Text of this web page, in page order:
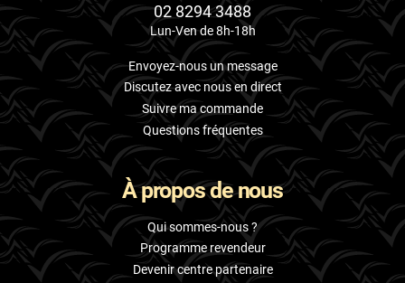
02 8294 3488
Lun-Ven de 8h-18h
Envoyez-nous un message
Discutez avec nous en direct
Suivre ma commande
Questions fréquentes
À propos de nous
Qui sommes-nous ?
Programme revendeur
Devenir centre partenaire